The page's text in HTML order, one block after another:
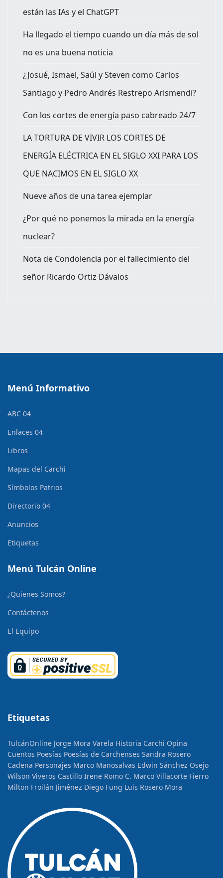
están las IAs y el ChatGPT
Ha llegado el tiempo cuando un día más de sol
no es una buena noticia
¿Josué, Ismael, Saúl y Steven como Carlos
Santiago y Pedro Andrés Restrepo Arismendi?
Con los cortes de energía paso cabreado 24/7
LA TORTURA DE VIVIR LOS CORTES DE
ENERGÍA ELÉCTRICA EN EL SIGLO XXI PARA LOS
QUE NACIMOS EN EL SIGLO XX
Nueve años de una tarea ejemplar
¿Por qué no ponemos la mirada en la energía
nuclear?
Nota de Condolencia por el fallecimiento del
señor Ricardo Ortiz Dávalos
Menú Informativo
ABC 04
Enlaces 04
Libros
Mapas del Carchi
Símbolos Patrios
Directorio 04
Anuncios
Etiquetas
Menú Tulcán Online
¿Quienes Somos?
Contáctenos
El Equipo
Etiquetas
TulcánOnline Jorge Mora Varela Historia Carchi Opina
Cuentos Poesías Poesías de Carchenses Sandra Rosero
Cadena Personajes Marco Manosalvas Edwin Sánchez Osejo
Wilson Viveros Castillo Irene Romo C. Marco Villacorte Fierro
Milton Froilán Jiménez Diego Fung Luis Rosero Mora